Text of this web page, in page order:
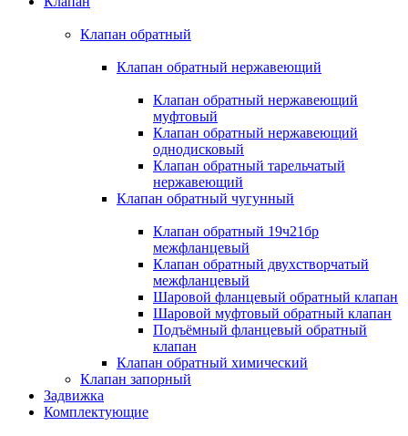
Клапан обратный
Клапан обратный нержавеющий
Клапан обратный нержавеющий
муфтовый
Клапан обратный нержавеющий
однодисковый
Клапан обратный тарельчатый
нержавеющий
Клапан обратный чугунный
Клапан обратный 19ч21бр
межфланцевый
Клапан обратный двухстворчатый
межфланцевый
Шаровой фланцевый обратный клапан
Шаровой муфтовый обратный клапан
Подъёмный фланцевый обратный
клапан
Клапан обратный химический
Клапан запорный
Задвижка
Комплектующие